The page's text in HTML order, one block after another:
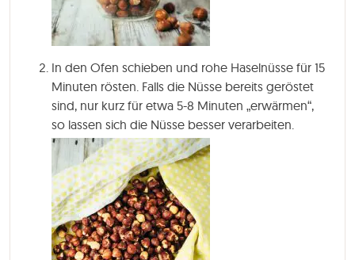
In den Ofen schieben und rohe Haselnüsse für 15
Minuten rösten. Falls die Nüsse bereits geröstet
sind, nur kurz für etwa 5-8 Minuten „erwärmen“,
so lassen sich die Nüsse besser verarbeiten.